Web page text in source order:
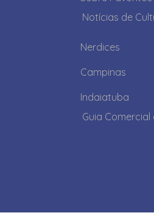
Notícias de
Nerdices
Campinas
Indaiatuba
Guia